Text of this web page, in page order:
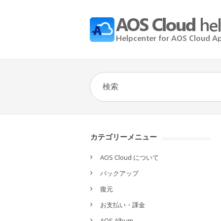
カテゴリーメニュー
AOS Cloud について
バックアップ
復元
お支払い・課金